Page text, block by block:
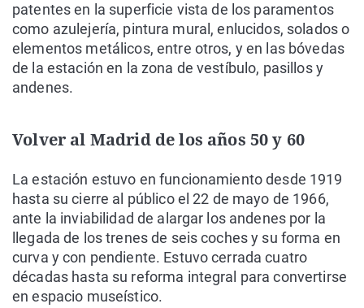
patentes en la superficie vista de los paramentos
como azulejería, pintura mural, enlucidos, solados o
elementos metálicos, entre otros, y en las bóvedas
de la estación en la zona de vestíbulo, pasillos y
andenes.
Volver al Madrid de los años 50 y 60
La estación estuvo en funcionamiento desde 1919
hasta su cierre al público el 22 de mayo de 1966,
ante la inviabilidad de alargar los andenes por la
llegada de los trenes de seis coches y su forma en
curva y con pendiente. Estuvo cerrada cuatro
décadas hasta su reforma integral para convertirse
en espacio museístico.